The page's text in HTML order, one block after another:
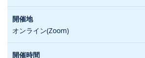
オンライン(Zoom)